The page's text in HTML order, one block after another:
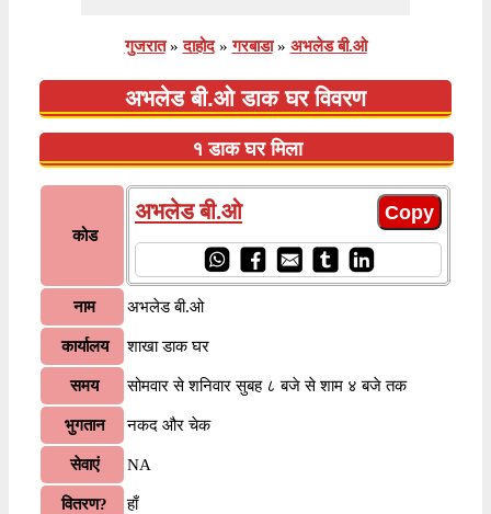
गुजरात » दाहोद » गरबाडा » अभलेड बी.ओ
अभलेड बी.ओ डाक घर विवरण
१ डाक घर मिला
कोड
अभलेड बी.ओ
नाम अभलेड बी.ओ
कार्यालय शाखा डाक घर
समय सोमवार से शनिवार सुबह ८ बजे से शाम ४ बजे तक
भुगतान नकद और चेक
सेवाएं NA
वितरण? हाँ